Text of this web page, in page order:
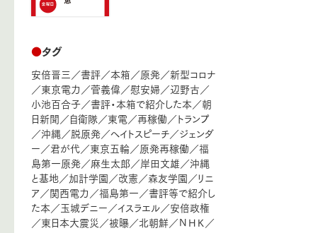
●タグ
安倍晋三／書評／本箱／原発／新型コロナ
／東京電力／菅義偉／慰安婦／辺野古／
小池百合子／書評・本箱で紹介した本／朝
日新聞／自衛隊／東電／再稼働／トランプ
／沖縄／脱原発／ヘイトスピーチ／ジェンダ
ー／君が代／東京五輪／原発再稼働／福
島第一原発／麻生太郎／岸田文雄／沖縄
と基地／加計学園／改憲／森友学園／リニ
ア／関西電力／福島第一／書評等で紹介し
た本／玉城デニー／イスラエル／安倍政権
／東日本大震災／被曝／北朝鮮／ＮＨＫ／